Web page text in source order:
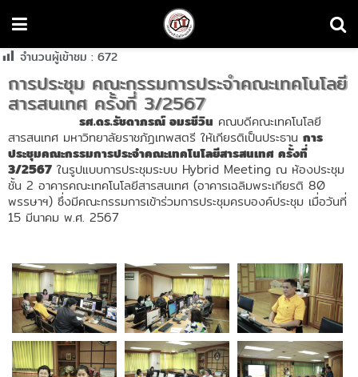
จำนวนผู้เข้าชม : 672
การประชุม คณะกรรมการประจำคณะเทคโนโลยี
สารสนเทศ ครั้งที่ 3/2567
รศ.ดร.รัชดาภรณ์ อมรชีวิน คณบดีคณะเทคโนโลยี
สารสนเทศ มหาวิทยาลัยราชภัฏเทพสตรี ให้เกียรติเป็นประธาน การ
ประชุมคณะกรรมการประจำคณะเทคโนโลยีสารสนเทศ ครั้งที่
3/2567 ในรูปแบบการประชุมระบบ Hybrid Meeting ณ ห้องประชุม
ชั้น 2 อาคารคณะเทคโนโลยีสารสนเทศ (อาคารเฉลิมพระเกียรติ 80
พรรษาฯ) ซึ่งมีคณะกรรมการเข้าร่วมการประชุมครบองค์ประชุม เมื่อวันที่
15 มีนาคม พ.ศ. 2567